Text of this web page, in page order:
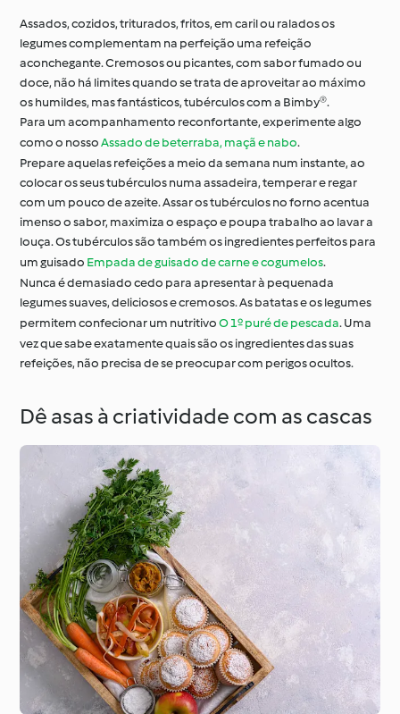
Assados, cozidos, triturados, fritos, em caril ou ralados os
legumes complementam na perfeição uma refeição
aconchegante. Cremosos ou picantes, com sabor fumado ou
doce, não há limites quando se trata de aproveitar ao máximo
os humildes, mas fantásticos, tubérculos com a Bimby®.
Para um acompanhamento reconfortante, experimente algo
como o nossoAssado de beterraba, maçã e nabo.
Prepare aquelas refeições a meio da semana num instante, ao
colocar os seus tubérculos numa assadeira, temperar e regar
com um pouco de azeite. Assar os tubérculos no forno acentua
imenso o sabor, maximiza o espaço e poupa trabalho ao lavar a
louça. Os tubérculos são também os ingredientes perfeitos para
um guisado Empada de guisado de carne e cogumelos.
Nunca é demasiado cedo para apresentar à pequenada
legumes suaves, deliciosos e cremosos. As batatas e os legumes
permitem confecionar um nutritivoO 1º puré de pescada. Uma
vez que sabe exatamente quais são os ingredientes das suas
refeições, não precisa de se preocupar com perigos ocultos.
Dê asas à criatividade com as cascas